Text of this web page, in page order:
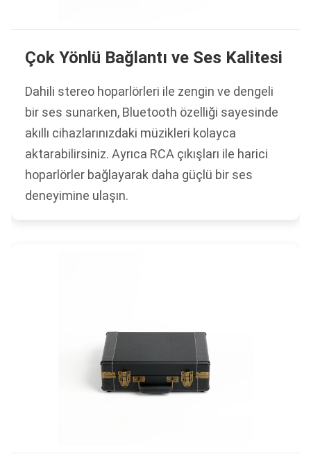
Çok Yönlü Bağlantı ve Ses Kalitesi
Dahili stereo hoparlörleri ile zengin ve dengeli
bir ses sunarken, Bluetooth özelliği sayesinde
akıllı cihazlarınızdaki müzikleri kolayca
aktarabilirsiniz. Ayrıca RCA çıkışları ile harici
hoparlörler bağlayarak daha güçlü bir ses
deneyimine ulaşın.